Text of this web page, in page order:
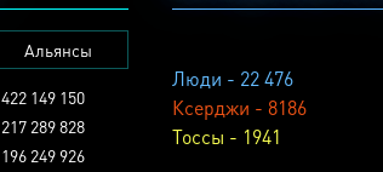
Люди - 22 476
Ксерджи - 8186
Тоссы - 1941
Альянсы
422 149 150
217 289 828
196 249 926